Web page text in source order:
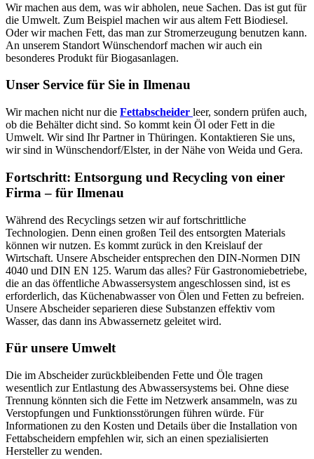
Wir machen aus dem, was wir abholen, neue Sachen. Das ist gut für
die Umwelt. Zum Beispiel machen wir aus altem Fett Biodiesel.
Oder wir machen Fett, das man zur Stromerzeugung benutzen kann.
An unserem Standort Wünschendorf machen wir auch ein
besonderes Produkt für Biogasanlagen.
Unser Service für Sie in Ilmenau
Wir machen nicht nur die Fettabscheider leer, sondern prüfen auch,
ob die Behälter dicht sind. So kommt kein Öl oder Fett in die
Umwelt. Wir sind Ihr Partner in Thüringen. Kontaktieren Sie uns,
wir sind in Wünschendorf/Elster, in der Nähe von Weida und Gera.
Fortschritt: Entsorgung und Recycling von einer
Firma – für Ilmenau
Während des Recyclings setzen wir auf fortschrittliche
Technologien. Denn einen großen Teil des entsorgten Materials
können wir nutzen. Es kommt zurück in den Kreislauf der ​
Wirtschaft. Unsere Abscheider entsprechen den DIN-Normen DIN
4040 und DIN EN 125. Warum das alles? Für Gastronomiebetriebe,
die an das öffentliche Abwassersystem angeschlossen sind, ist es
erforderlich, das Küchenabwasser von Ölen und Fetten zu befreien.
Unsere Abscheider separieren diese Substanzen effektiv vom
Wasser, das dann ins Abwassernetz geleitet wird.
Für unsere Umwelt
Die im Abscheider zurückbleibenden Fette und Öle tragen
wesentlich zur Entlastung des Abwassersystems bei. Ohne diese
Trennung könnten sich die Fette im Netzwerk ansammeln, was zu
Verstopfungen und Funktionsstörungen führen würde. Für
Informationen zu den Kosten und Details über die Installation von
Fettabscheidern empfehlen wir, sich an einen spezialisierten
Hersteller zu wenden.